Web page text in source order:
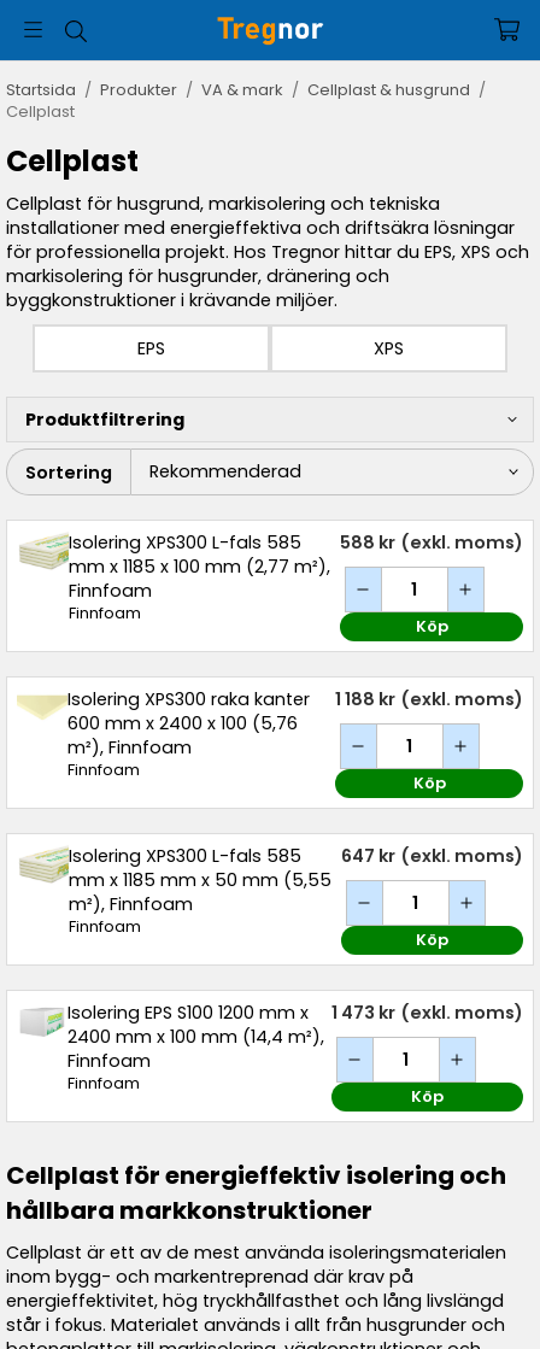
Startsida / Produkter / VA & mark / Cellplast & husgrund /
Cellplast
Cellplast
Cellplast för husgrund, markisolering och tekniska
installationer med energieffektiva och driftsäkra lösningar
för professionella projekt. Hos Tregnor hittar du EPS, XPS och
markisolering för husgrunder, dränering och
byggkonstruktioner i krävande miljöer.
EPS
XPS
Produktfiltrering
Sortering
Isolering XPS300 L-fals 585
mm x 1185 x 100 mm (2,77 m²),
Finnfoam
Finnfoam
588 kr (exkl. moms)
Köp
Isolering XPS300 raka kanter
600 mm x 2400 x 100 (5,76
m²), Finnfoam
Finnfoam
1 188 kr (exkl. moms)
Köp
Isolering XPS300 L-fals 585
mm x 1185 mm x 50 mm (5,55
m²), Finnfoam
Finnfoam
647 kr (exkl. moms)
Köp
Isolering EPS S100 1200 mm x
2400 mm x 100 mm (14,4 m²),
Finnfoam
Finnfoam
1 473 kr (exkl. moms)
Köp
Cellplast för energieffektiv isolering och
hållbara markkonstruktioner
Cellplast är ett av de mest använda isoleringsmaterialen
inom bygg- och markentreprenad där krav på
energieffektivitet, hög tryckhållfasthet och lång livslängd
står i fokus. Materialet används i allt från husgrunder och